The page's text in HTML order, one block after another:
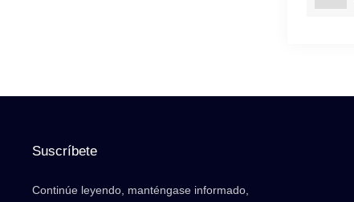
Suscríbete
Continúe leyendo, manténgase informado,